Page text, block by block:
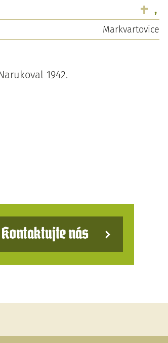
,
Markvartovice
1942.
Kontaktujte nás